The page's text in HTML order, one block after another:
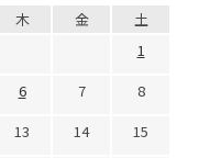
木 金
土
1
6 7
8
13 14
15